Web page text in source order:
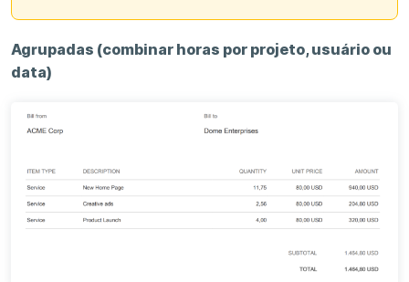
Agrupadas (combinar horas por projeto, usuário ou
data)